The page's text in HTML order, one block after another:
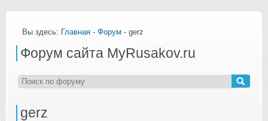
Вы здесь: Главная - Форум - gerz
Форум сайта MyRusakov.ru
gerz